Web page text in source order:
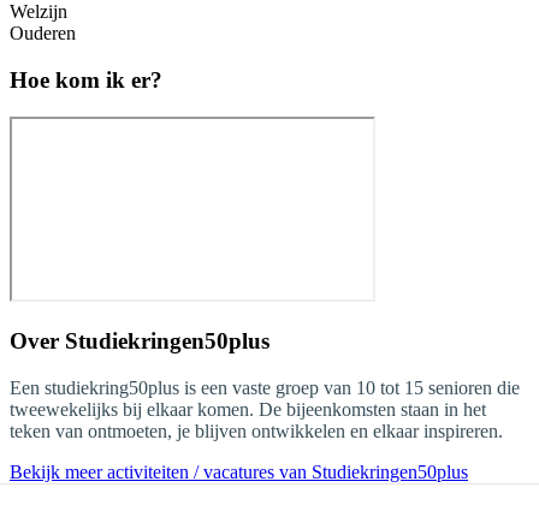
Welzijn
Ouderen
Hoe kom ik er?
Over Studiekringen50plus
Een studiekring50plus is een vaste groep van 10 tot 15 senioren die
tweewekelijks bij elkaar komen. De bijeenkomsten staan in het
teken van ontmoeten, je blijven ontwikkelen en elkaar inspireren.
Bekijk meer activiteiten / vacatures van Studiekringen50plus